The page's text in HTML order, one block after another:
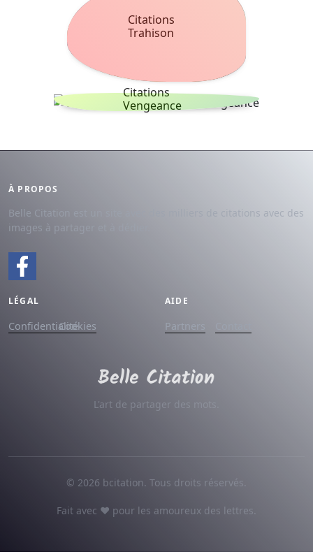
Citations
Trahison
Citations
Vengeance
À PROPOS
Belle Citation est un site avec des milliers de citations avec des
images à partager et à dédier.
LÉGAL
ConfidentialitéCookies
AIDE
Partners
L'art de partager des mots.
© 2026 bcitation. Tous droits réservés.
Fait avec ♥ pour les amoureux des lettres.